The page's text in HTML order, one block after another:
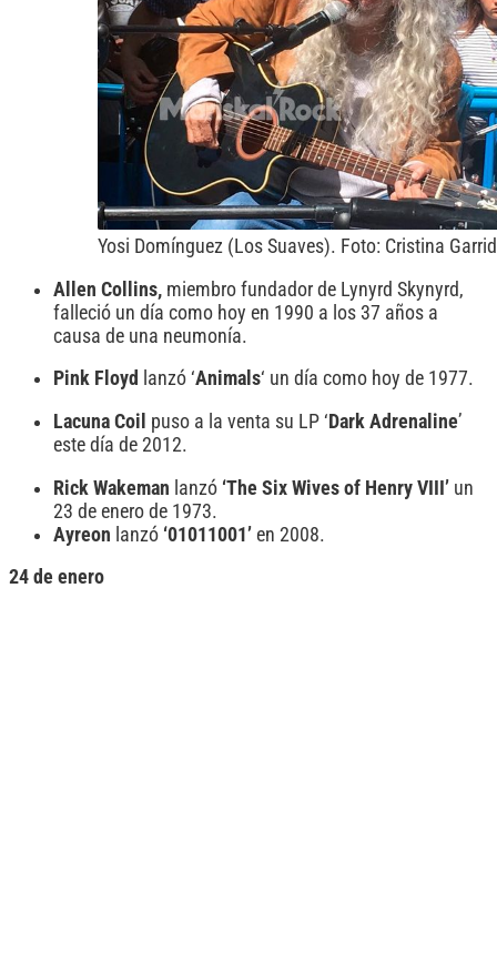
Yosi Domínguez (Los Suaves). Foto: Cristina
Allen Collins, miembro fundador de Lynyrd Skynyrd,
falleció un día como hoy en 1990 a los 37 años a
causa de una neumonía.
Pink Floyd lanzó ‘Animals‘ un día como hoy de 1977.
Lacuna Coil puso a la venta su LP ‘ Dark Adrenaline’
este día de 2012.
Rick Wakeman lanzó ‘The Six Wives of Henry VIII’ un
23 de enero de 1973.
Ayreon lanzó ‘01011001’ en 2008.
24 de enero